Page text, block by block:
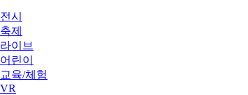
전시
축제
라이브
어린이
교육/체험
VR